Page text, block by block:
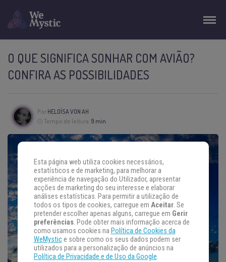
O QUE SIGNIFICA SONHAR COM AVIÃO?
CONFIRA AS POSSIBILIDADES
Por HELOÍSA VON AH
Tempo de leitura: 9 min
Esta página web utiliza cookies necessários,
estatísticos e de marketing, para melhorar a
experiência de navegação do Utilizador, apresentar
acções de marketing do seu interesse e elaborar
análises estatísticas. Para permitir a utilização de
todos os tipos de cookies, carregue em Aceitar. Se
pretender escolher apenas alguns, carregue em Gerir
preferências. Pode obter mais informação acerca de
como usamos cookies na Política de Cookies da
WeMystice sobre como os seus dados podem ser
utilizados para a personalização de anúncios na
Política de Privacidade e de Uso da Google.